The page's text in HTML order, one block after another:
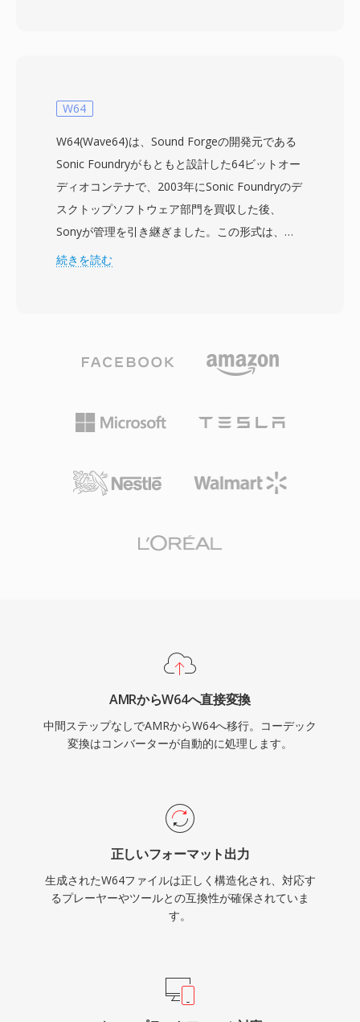
で使用される世界で最も広く展開されている音声
— 12.2 kbpsでのAMRオーディオ1分間はわずか
約90 KBで、帯域幅が制限されたネットワークで
のボイスメモ、ボイスメール、MMSに実用的で
す。もう一つの利点は、音声アクティビティ検出
とコンフォートノイズ生成が組み込まれており、
無音時の伝送を削減します。AMRはその狭い帯
W64
W64(Wave64)は、Sound Forgeの開発元である
Sonic Foundryがもともと設計した64ビットオー
ディオコンテナで、2003年にSonic Foundryのデ
スクトップソフトウェア部門を買収した後、
Sonyが管理を引き継ぎました。この形式は、長
時間の録音セッション、マルチチャンネルキャプ
を64ビットに拡張し、4文字コードの代わりに
この構造的変更により、ファイルはエクサバイト
単位のサイズに達することが可能で、実質的にい
式は任意のサンプルレート、ビット深度、チャン
しています。Sound Forge、Audacity、およびそ
うエンジニアやプロデューサーにとって、W64
ズ制限なしに提供します。
続きを読む
AMRからW64へ直接変換
中間ステップなしでAMRからW64へ移行。コーデック
変換はコンバーターが自動的に処理します。
正しいフォーマット出力
生成されたW64ファイルは正しく構造化され、対応す
るプレーヤーやツールとの互換性が確保されていま
す。